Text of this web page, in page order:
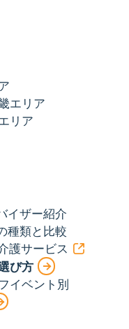
エリア
リア
イザー紹介
種類と比較
護サービス
び方
イベント別